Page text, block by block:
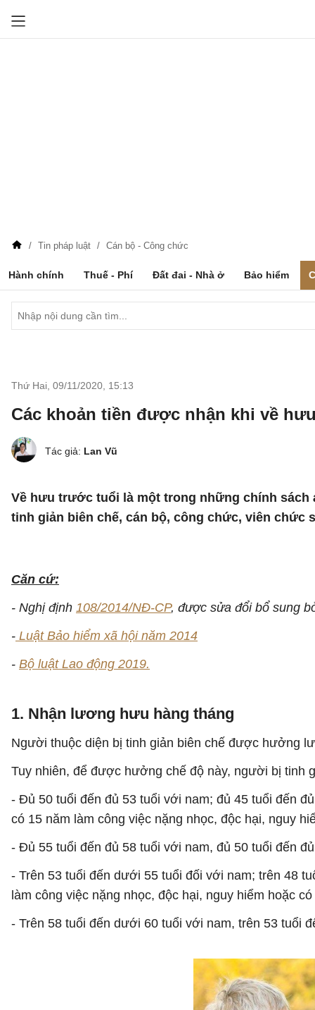
Tin pháp luật Cán bộ - Công chức
Hành chính Thuế - Phí Đất đai - Nhà ở Bảo hiểm
Thứ Hai, 09/11/2020 15:13
Các khoản tiền được nhận khi về
Tác giả: Lan Vũ
Về hưu trước tuổi là một trong những chính
tinh giản biên chế, cán bộ, công chức, viên
Căn cứ:
- Nghị định 108/2014/NĐ-CP, được sửa đổi bổ sung
- Luật Bảo hiểm xã hội năm 2014
- Bộ luật Lao động 2019.
1. Nhận lương hưu hàng tháng
Người thuộc diện bị tinh giản biên chế được hưởng
Tuy nhiên, để được hưởng chế độ này, người bị tinh
- Đủ 50 tuổi đến đủ 53 tuổi với nam; đủ 45 tuổi đến
có 15 năm làm công việc nặng nhọc, độc hại, nguy
- Đủ 55 tuổi đến đủ 58 tuổi với nam, đủ 50 tuổi đến
- Trên 53 tuổi đến dưới 55 tuổi đối với nam; trên 48
làm công việc nặng nhọc, độc hại, nguy hiểm hoặc
- Trên 58 tuổi đến dưới 60 tuổi với nam, trên 53 tuổi